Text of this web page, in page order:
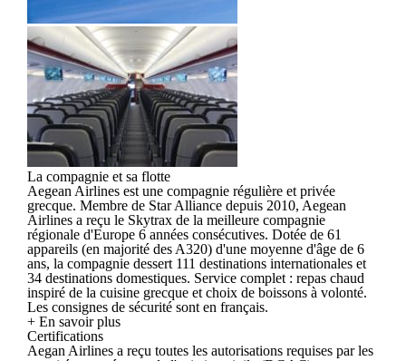
La compagnie et sa flotte
Aegean Airlines est une compagnie régulière et privée
grecque. Membre de Star Alliance depuis 2010, Aegean
Airlines a reçu le Skytrax de la meilleure compagnie
régionale d'Europe 6 années consécutives. Dotée de 61
appareils (en majorité des A320) d'une moyenne d'âge de 6
ans, la compagnie dessert 111 destinations internationales et
34 destinations domestiques. Service complet : repas chaud
inspiré de la cuisine grecque et choix de boissons à volonté.
Les consignes de sécurité sont en français.
+ En savoir plus
Certifications
Aegan Airlines a reçu toutes les autorisations requises par les